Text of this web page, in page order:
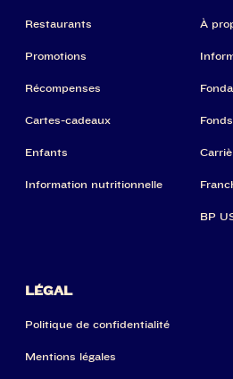
Restaurants
Promotions
Récompenses
Cartes-cadeaux
Enfants
Information nutritionnelle
À
BP
LÉGAL
Politique de confidentialité
Mentions légales